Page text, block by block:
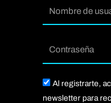
Contraseña
Acepto
Al registrarte,
newsletter para